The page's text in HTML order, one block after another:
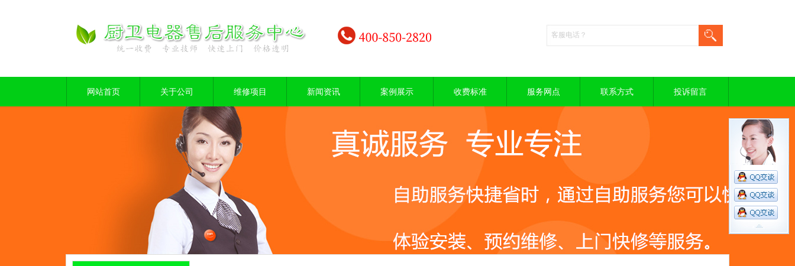
网站首页 关于公司 维修项目 新闻资讯 案例展示 收费标准 服务网点 联系方式 投诉留言